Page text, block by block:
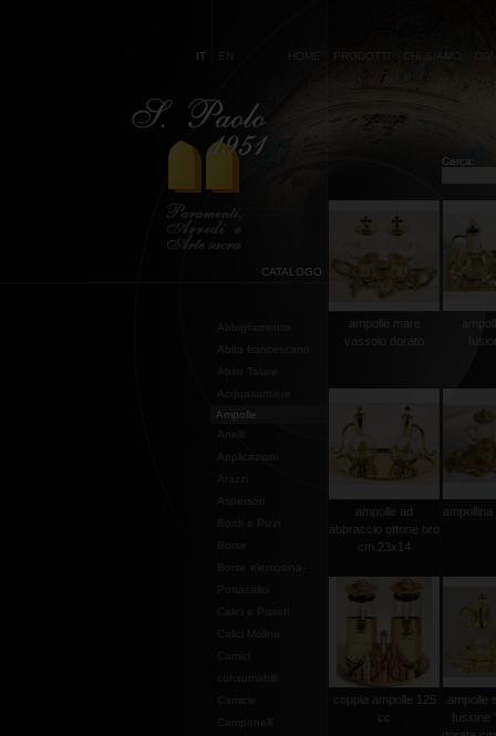
IT EN HOME PRODOTTI CHI SIAMO
Cerca:
CATALOGO
Abbigliamento
Abito francescano
Abito Talare
Acquasantiere
Ampolle
Anelli
Applicazioni
Arazzi
Aspersori
Bordi e Pizzi
Borse
Borse elemosina-
Portacalici
Calici e Pissidi
Calici Molina
Campanelli
ampolle mare
vassoio dorato
ampolle ad
abbraccio ottone oro
cm.23x14
coppia ampolle 125
cc
ampolle
fusione